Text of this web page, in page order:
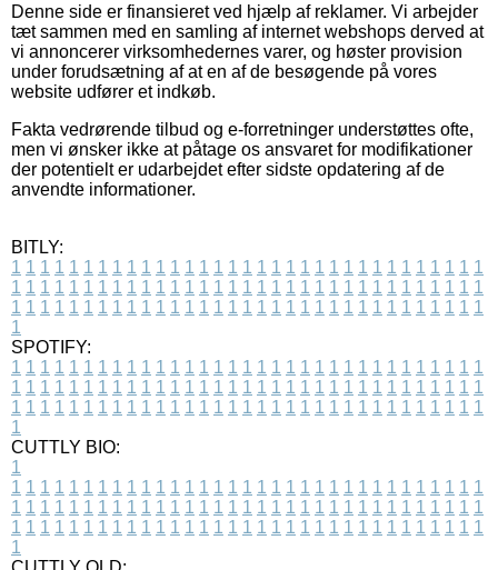
Denne side er finansieret ved hjælp af reklamer. Vi arbejder
tæt sammen med en samling af internet webshops derved at
vi annoncerer virksomhedernes varer, og høster provision
under forudsætning af at en af de besøgende på vores
website udfører et indkøb.
Fakta vedrørende tilbud og e-forretninger understøttes ofte,
men vi ønsker ikke at påtage os ansvaret for modifikationer
der potentielt er udarbejdet efter sidste opdatering af de
anvendte informationer.
BITLY:
1 1 1 1 1 1 1 1 1 1 1 1 1 1 1 1 1 1 1 1 1 1 1 1 1 1 1 1 1 1 1 1 1
1 1 1 1 1 1 1 1 1 1 1 1 1 1 1 1 1 1 1 1 1 1 1 1 1 1 1 1 1 1 1 1 1
1 1 1 1 1 1 1 1 1 1 1 1 1 1 1 1 1 1 1 1 1 1 1 1 1 1 1 1 1 1 1 1 1
1
SPOTIFY:
1 1 1 1 1 1 1 1 1 1 1 1 1 1 1 1 1 1 1 1 1 1 1 1 1 1 1 1 1 1 1 1 1
1 1 1 1 1 1 1 1 1 1 1 1 1 1 1 1 1 1 1 1 1 1 1 1 1 1 1 1 1 1 1 1 1
1 1 1 1 1 1 1 1 1 1 1 1 1 1 1 1 1 1 1 1 1 1 1 1 1 1 1 1 1 1 1 1 1
1
CUTTLY BIO:
1
1 1 1 1 1 1 1 1 1 1 1 1 1 1 1 1 1 1 1 1 1 1 1 1 1 1 1 1 1 1 1 1 1
1 1 1 1 1 1 1 1 1 1 1 1 1 1 1 1 1 1 1 1 1 1 1 1 1 1 1 1 1 1 1 1 1
1 1 1 1 1 1 1 1 1 1 1 1 1 1 1 1 1 1 1 1 1 1 1 1 1 1 1 1 1 1 1 1 1
1